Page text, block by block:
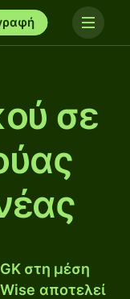
σε
στη μέση
αποτελεί